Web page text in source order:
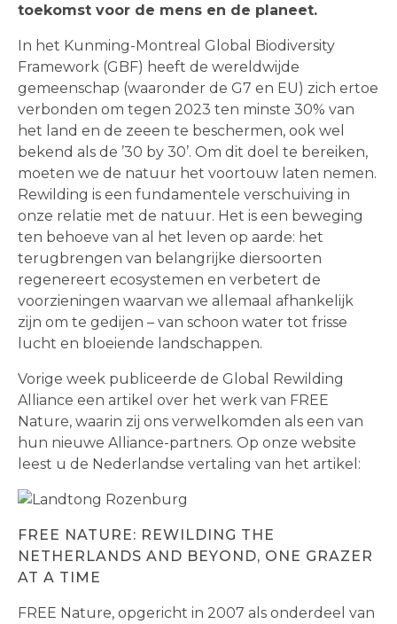
toekomst voor de mens en de planeet.
In het Kunming-Montreal Global Biodiversity
Framework (GBF) heeft de wereldwijde
gemeenschap (waaronder de G7 en EU) zich ertoe
verbonden om tegen 2023 ten minste 30% van
het land en de zeeen te beschermen, ook wel
bekend als de ’30 by 30’. Om dit doel te bereiken,
moeten we de natuur het voortouw laten nemen.
Rewilding is een fundamentele verschuiving in
onze relatie met de natuur. Het is een beweging
ten behoeve van al het leven op aarde: het
terugbrengen van belangrijke diersoorten
regenereert ecosystemen en verbetert de
voorzieningen waarvan we allemaal afhankelijk
zijn om te gedijen – van schoon water tot frisse
lucht en bloeiende landschappen.
Vorige week publiceerde de Global Rewilding
Alliance een artikel over het werk van FREE
Nature, waarin zij ons verwelkomden als een van
hun nieuwe Alliance-partners. Op onze website
leest u de Nederlandse vertaling van het artikel:
FREE NATURE: REWILDING THE
NETHERLANDS AND BEYOND, ONE GRAZER
AT A TIME
FREE Nature, opgericht in 2007 als onderdeel van